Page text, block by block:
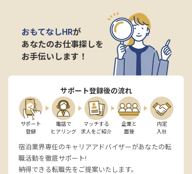
おもてなしHRが
あなたのお仕事探しを
お手伝いします！
サポート登録後の流れ
サポート
登録
電話で
ヒアリング
マッチする
求人をご紹介
企業と
面接
内定
入社
宿泊業界専任のキャリアアドバイザーがあなたの転
職活動を徹底サポート!
納得できる転職先をご提案いたします。